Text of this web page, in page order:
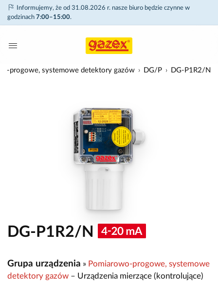
Informujemy, że od 31.08.2026 r. nasze biuro będzie czynne w
godzinach 7:00–15:00.
progowe, systemowe detektory gazów DG/P DG-P1R2/N
DG-P1R2/N
Grupa urządzenia » Pomiarowo-progowe, systemowe
detektory gazów – Urządzenia mierzące (kontrolujące)